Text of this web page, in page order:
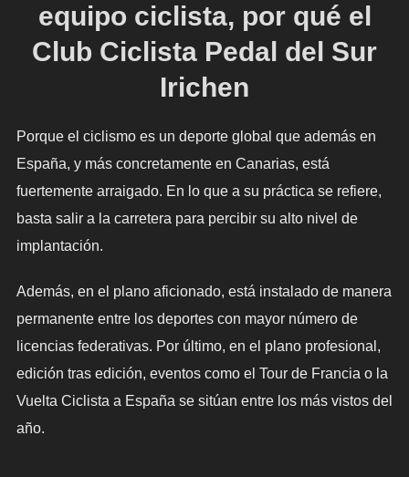
equipo ciclista, por qué el
Club Ciclista Pedal del Sur
Irichen
Porque el ciclismo es un deporte global que además en
España, y más concretamente en Canarias, está
fuertemente arraigado. En lo que a su práctica se refiere,
basta salir a la carretera para percibir su alto nivel de
implantación.
Además, en el plano aficionado, está instalado de manera
permanente entre los deportes con mayor número de
licencias federativas. Por último, en el plano profesional,
edición tras edición, eventos como el Tour de Francia o la
Vuelta Ciclista a España se sitúan entre los más vistos del
año.